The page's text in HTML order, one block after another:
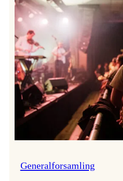
–
joledag
Generalforsamling